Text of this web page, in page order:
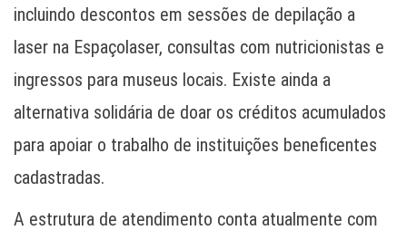
incluindo descontos em sessões de depilação a
laser na Espaçolaser, consultas com nutricionistas e
ingressos para museus locais. Existe ainda a
alternativa solidária de doar os créditos acumulados
para apoiar o trabalho de instituições beneficentes
cadastradas.
A estrutura de atendimento conta atualmente com